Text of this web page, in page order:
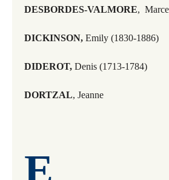
DESBORDES-VALMORE,
DICKINSON, Emily (1830-1886)
DIDEROT, Denis (1713-1784)
DORTZAL, Jeanne